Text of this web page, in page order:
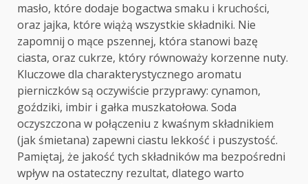
masło, które dodaje bogactwa smaku i kruchości,
oraz jajka, które wiążą wszystkie składniki. Nie
zapomnij o mące pszennej, która stanowi bazę
ciasta, oraz cukrze, który równoważy korzenne nuty.
Kluczowe dla charakterystycznego aromatu
pierniczków są oczywiście przyprawy: cynamon,
goździki, imbir i gałka muszkatołowa. Soda
oczyszczona w połączeniu z kwaśnym składnikiem
(jak śmietana) zapewni ciastu lekkość i puszystość.
Pamiętaj, że jakość tych składników ma bezpośredni
wpływ na ostateczny rezultat, dlatego warto